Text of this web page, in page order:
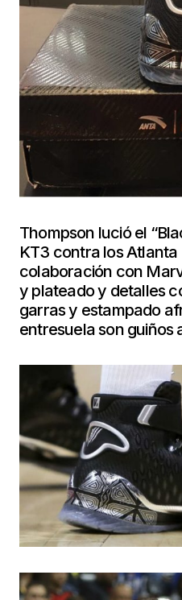
Thompson lució el
KT3 contra los
colaboración con
y plateado y detalles
garras y estampado
entresuela son guiños